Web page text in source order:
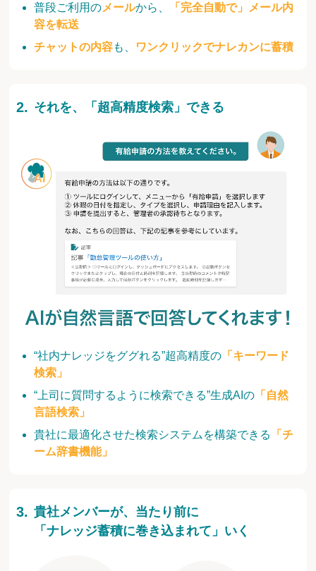
普段ご利用のメールから、
「完全自動で」メール内
容を転送
チャットの内容も、 ワンクリックでナレカンに蓄積
“社内ナレッジをググれる”超高精度の 「キーワード
検索」
“上司に質問するように検索できる”生成AIの 「自然
言語検索」
貴社に最適化させた検索システムを構築できる
「チ
ーム辞書機能」
それを、「超高精度検索」できる
貴社メンバーが、当たり前に
「ナレッジ蓄積に巻き込まれて」いく